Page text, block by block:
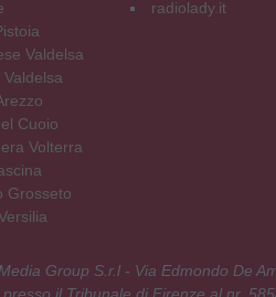
Valdelsa
Valdelsa
Cuoio
Volterra
Grosseto
radiolady.it
Group S.r.l - Via Edmondo De